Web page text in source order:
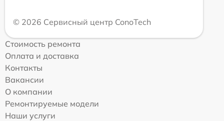
© 2026 Сервисный центр ConoTech
Стоимость ремонта
Оплата и доставка
Контакты
Вакансии
О компании
Ремонтируемые модели
Наши услуги